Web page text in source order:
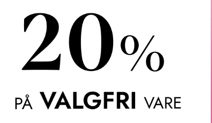
Off Formula er en ansiktsskrubb som er så skånsom
eksfoliere huden, ved å rense porene i dybden og fjerne
hud.
at fine linjer blir mindre synlige. Forbereder huden slik at